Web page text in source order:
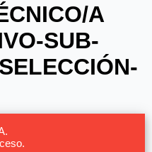
A
SUB-